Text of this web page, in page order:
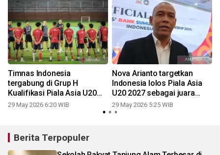
Timnas Indonesia
tergabung di Grup H
Kualifikasi Piala Asia U20
2027
29 May 2026 6:20 WIB
Nova Arianto targetkan
Indonesia lolos Piala Asia
U20 2027 sebagai juara
grup
29 May 2026 5:25 WIB
Berita Terpopuler